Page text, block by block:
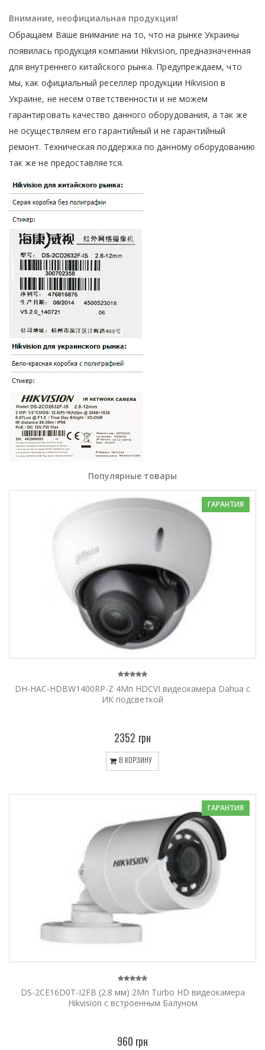
Внимание, неофициальная продукция!
Обращаем Ваше внимание на то, что на рынке Украины
появилась продукция компании Hikvision, предназначенная
для внутреннего китайского рынка. Предупреждаем, что
мы, как официальный реселлер продукции Hikvision в
Украине, не несем ответственности и не можем
гарантировать качество данного оборудования, а так же
не осуществляем его гарантийный и не гарантийный
ремонт. Техническая поддержка по данному оборудованию
так же не предоставляется.
Популярные товары
ГАРАНТИЯ
DH-HAC-HDBW1400RP-Z 4Мп HDCVI видеокамера Dahua с
ИК подсветкой
2352 грн
В КОРЗИНУ
ГАРАНТИЯ
DS-2CE16D0T-I2FB (2.8 мм) 2Мп Turbo HD видеокамера
Hikvision с встроенным Балуном
960 грн